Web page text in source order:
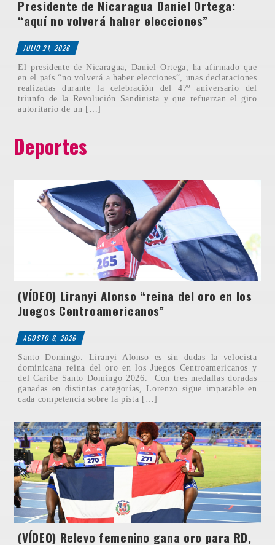
Presidente de Nicaragua Daniel Ortega:
“aquí no volverá haber elecciones”
JULIO 21, 2026
El presidente de Nicaragua, Daniel Ortega, ha afirmado que
en el país “no volverá a haber elecciones“, unas declaraciones
realizadas durante la celebración del 47º aniversario del
triunfo de la Revolución Sandinista y que refuerzan el giro
autoritario de un […]
Deportes
(VÍDEO) Liranyi Alonso “reina del oro en los
Juegos Centroamericanos”
AGOSTO 6, 2026
Santo Domingo. Liranyi Alonso es sin dudas la velocista
dominicana reina del oro en los Juegos Centroamericanos y
del Caribe Santo Domingo 2026. Con tres medallas doradas
ganadas en distintas categorías, Lorenzo sigue imparable en
cada competencia sobre la pista […]
(VÍDEO) Relevo femenino gana oro para RD,